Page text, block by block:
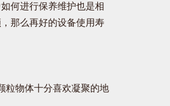
何进行保养维护也是相
那么再好的设备使用寿
物体十分喜欢凝聚的地